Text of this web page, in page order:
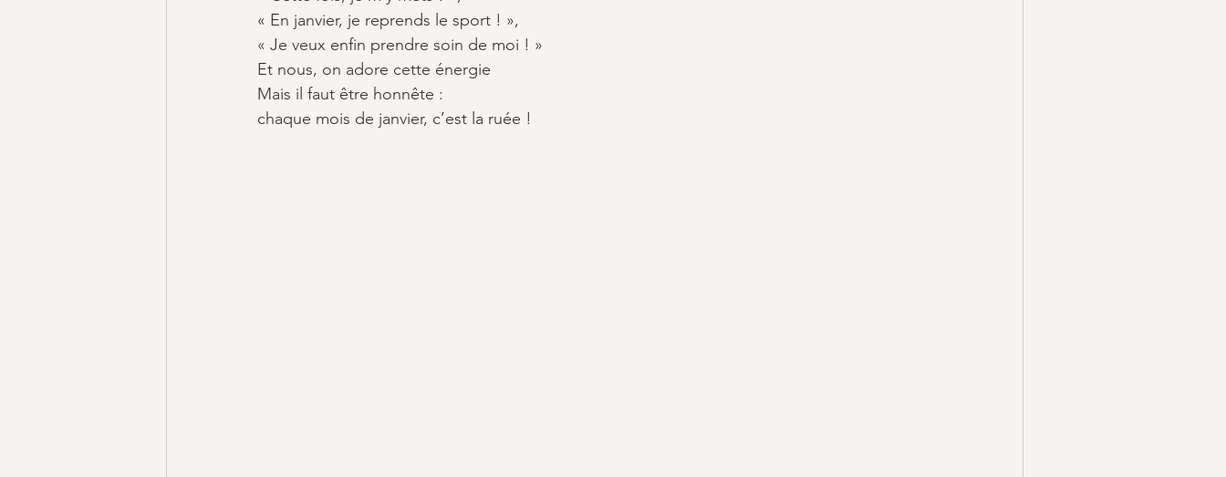
« En janvier, je reprends le sport ! »,
« Je veux enfin prendre soin de moi ! »
Et nous, on adore cette énergie
Mais il faut être honnête :
chaque mois de janvier, c’est la ruée !